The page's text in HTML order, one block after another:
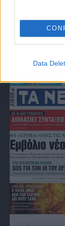
Data
ΤΑ